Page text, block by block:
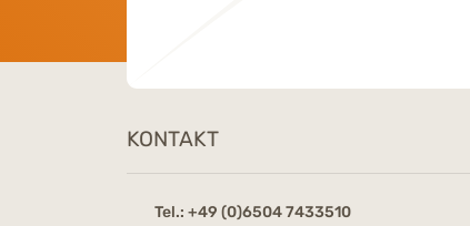
KONTAKT
Tel.: +49 (0)6504 7433510